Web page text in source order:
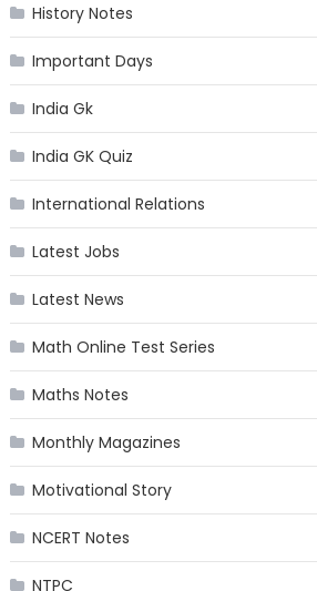
History Notes
Important Days
India Gk
India GK Quiz
International Relations
Latest Jobs
Latest News
Math Online Test Series
Maths Notes
Monthly Magazines
Motivational Story
NCERT Notes
NTPC